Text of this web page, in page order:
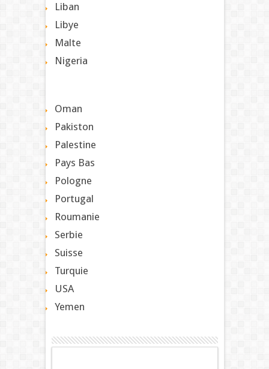
Liban
Libye
Malte
Nigeria
Oman
Pakiston
Palestine
Pays Bas
Pologne
Portugal
Roumanie
Serbie
Suisse
Turquie
USA
Yemen